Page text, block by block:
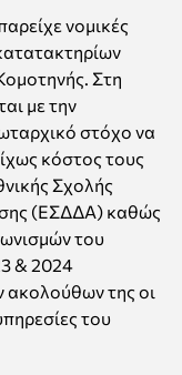
νομικές
Στη
με την
στόχο να
κόστος τους
Σχολής
(ΕΣΔΔΑ) καθώς
του
& 2024
ακολούθων της οι
του